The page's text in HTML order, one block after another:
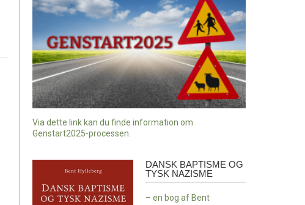
Via dette link kan du finde information om
Genstart2025-processen.
DANSK BAPTISME OG
TYSK NAZISME
– en bog af Bent